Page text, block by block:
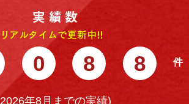
0 8 8
2026年8月までの実績)